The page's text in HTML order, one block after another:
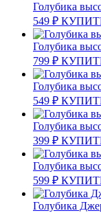
Голубика
549 ₽
Голубика
799 ₽
Голубика
549 ₽
Голубика
399 ₽
Голубика
599 ₽
Голубика